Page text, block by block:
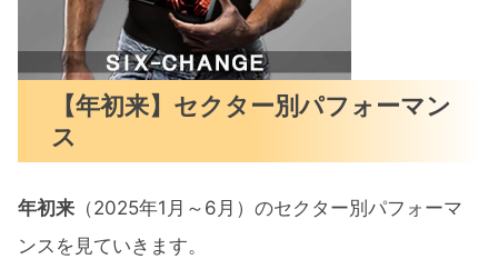
【年初来】セクター別パフォーマン
ス
年初来 （2025年1月～6月）のセクター別パフォーマ
ンスを見ていきます。